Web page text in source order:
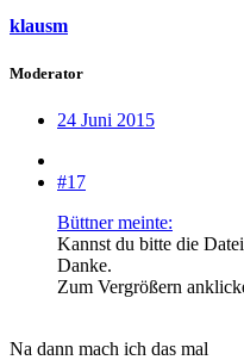
klausm
Moderator
24 Juni 2015
#17
Büttner meinte:
Kannst du bitte die
Danke.
Zum Vergrößern
Na dann mach ich das mal